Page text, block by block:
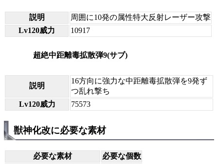
説明
周囲に10発の属性特大反射レーザー攻撃
Lv120威力
10917
超絶中距離毒拡散弾9(サブ)
説明
16方向に強力な中距離毒拡散弾を9発ず
つ乱れ撃ち
Lv120威力
75573
獣神化改に必要な素材
必要な素材
必要な個数